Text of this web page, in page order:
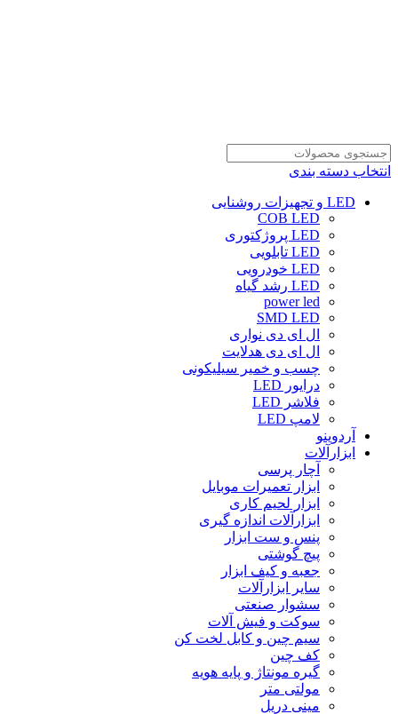
انتخاب دسته بندی
LED و تجهیزات روشنایی
COB LED
LED پروژکتوری
LED تابلویی
LED خودرویی
LED رشد گیاه
power led
SMD LED
ال ای دی نواری
ال ای دی هدلایت
چسب و خمیر سیلیکونی
درایور LED
فلاشر LED
لامپ LED
آردوینو
ابزارآلات
آچار پرسی
ابزار تعمیرات موبایل
ابزار لحیم کاری
ابزارآلات اندازه گیری
پنس و ست ابزار
پیچ گوشتی
جعبه و کیف ابزار
سایر ابزارآلات
سشوار صنعتی
سوکت و فیش آلات
سیم چین و کابل لخت کن
کف چین
گیره مونتاژ و پایه هویه
مولتی متر
مینی دریل